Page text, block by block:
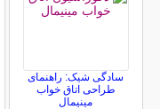
سادگی شیک: راهنمای
طراحی اتاق خواب
مینیمال